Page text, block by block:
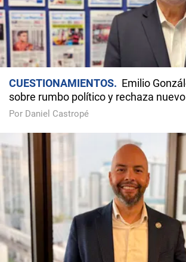
CUESTIONAMIENTOS
Emilio
sobre rumbo político y rechaza
Por Daniel Castropé